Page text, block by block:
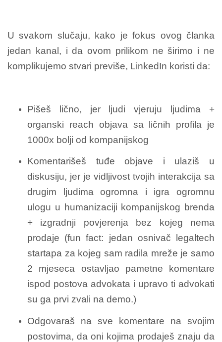
U svakom slučaju, kako je fokus ovog članka
jedan kanal, i da ovom prilikom ne širimo i ne
komplikujemo stvari previše, LinkedIn koristi da:
Pišeš lično, jer ljudi vjeruju ljudima +
organski reach objava sa ličnih profila je
1000x bolji od kompanijskog
Komentarišeš tuđe objave i ulaziš u
diskusiju, jer je vidljivost tvojih interakcija sa
drugim ljudima ogromna i igra ogromnu
ulogu u humanizaciji kompanijskog brenda
+ izgradnji povjerenja bez kojeg nema
prodaje (fun fact: jedan osnivač legaltech
startapa za kojeg sam radila mreže je samo
2 mjeseca ostavljao pametne komentare
ispod postova advokata i upravo ti advokati
su ga prvi zvali na demo.)
Odgovaraš na sve komentare na svojim
postovima, da oni kojima prodaješ znaju da